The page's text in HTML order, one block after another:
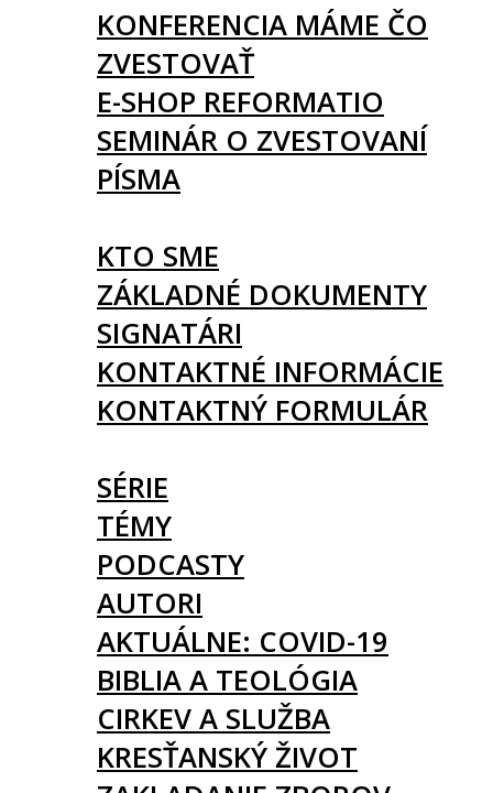
KONFERENCIA MÁME ČO
ZVESTOVAŤ
E-SHOP REFORMATIO
SEMINÁR O ZVESTOVANÍ
PÍSMA
KTO SME
ZÁKLADNÉ DOKUMENTY
SIGNATÁRI
KONTAKTNÉ INFORMÁCIE
KONTAKTNÝ FORMULÁR
SÉRIE
TÉMY
PODCASTY
AUTORI
AKTUÁLNE: COVID-19
BIBLIA A TEOLÓGIA
CIRKEV A SLUŽBA
KRESŤANSKÝ ŽIVOT